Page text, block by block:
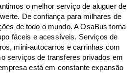
o melhor serviço de aluguer de
De confiança para milhares de
de todo o mundo. A OsaBus torna
fáceis e acessíveis. Serviços de
mini-autocarros e carrinhas com
serviços de transferes privados em
está em constante expansão